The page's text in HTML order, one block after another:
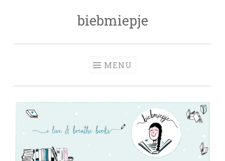
biebmiepje
MENU